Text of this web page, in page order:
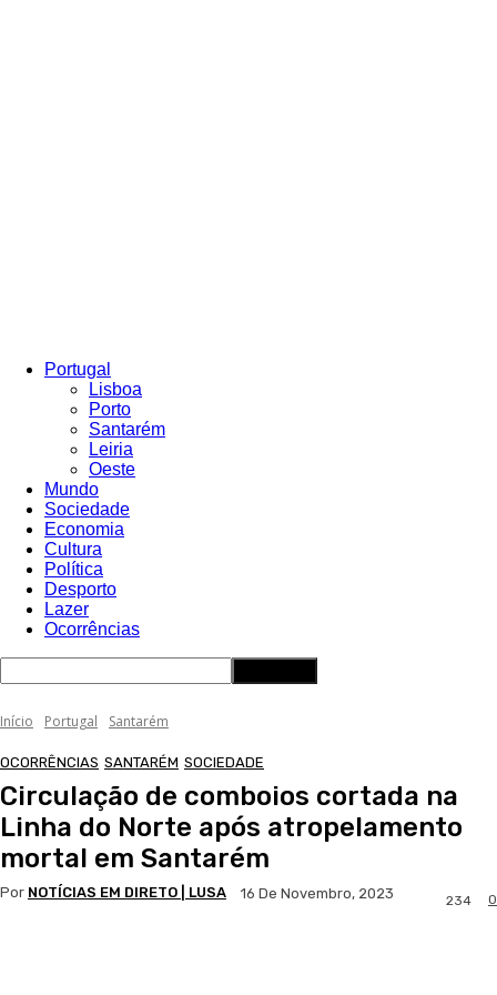
Portugal
Lisboa
Porto
Santarém
Leiria
Oeste
Mundo
Sociedade
Economia
Cultura
Política
Desporto
Lazer
Ocorrências
Início Portugal Santarém
OCORRÊNCIAS SANTARÉM SOCIEDADE
Circulação de comboios cortada na
Linha do Norte após atropelamento
mortal em Santarém
Por NOTÍCIAS EM DIRETO | LUSA 16 De Novembro, 2023 0
234